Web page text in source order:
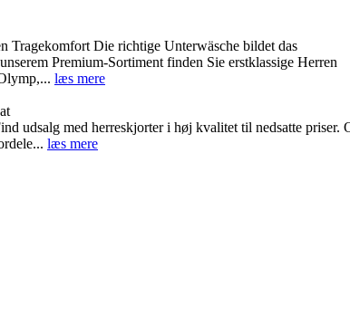
Tragekomfort Die richtige Unterwäsche bildet das
Premium-Sortiment finden Sie erstklassige Herren
læs mere
udsalg med herreskjorter i høj kvalitet til nedsatte
læs mere